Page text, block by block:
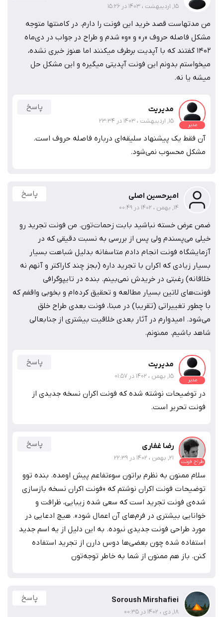
15, اردیبهشت ، 1403 در 15:26
من مدتهاست قصد خرید این فونت را دارم. در کامنتها متوجه
مشکل فاصله حروف «ر» و «و» شدم و طراح در جواب در دی‌ماه
۱۴۰۲ گفتند که با آپدیت برطرف میکنند اما هنوز خبری نشده،
میخواستم بدونم این فونت آپدیتی میگیره و این مشکل حل
میشه یا نه.
مدیر
مدیریت
15, اردیبهشت ، 1403 در 23:34
پاسخ
آن فقط یک پیشنهاد سلیقه‌ای درباره فاصله حروف است.
مشکل محسوب نمی‌شود.
امیرحسین اصلی
14, بهمن ، 1402 در 00:49
پاسخ
ضمن عرض خسته نباشید بابت زحمات‌تون. من فونت تجرید رو
خیلی می‌پسندم ولی پس از بررسی به نسبت دقیقی که در
آزمایشگاه فونت انجام دادم متاسفانه بدلیل شباهت بسیار
بسیار زیادی که اکران با تجرید داره (بجز چند کاراکتر و آنهم نه
خلاقانه) رغبتی در خریدش نمی‌بینم. بنده در تایپوگرافی
فونت‌های لاتین بسیار مطالعه و تحقیق کرده‌ام و بخوبی واقفم که
با چطور تغییراتی (تقریبا) در مبنا، فونت بعدی طراح خلق
می‌شود. امیدوارم در آثار بعدی خلاقیت بیشتری از جنابعالی
شاهد باشیم. ممنونم.
مدیر
مدیریت
15, بهمن ، 1402 در 01:57
پاسخ
در توضیحات نوشته شده که فونت اکران نسخه جدیدی از
فونت تحریر است.
طراح فونت
رضا غفاری
21, بهمن ، 1402 در 22:39
پاسخ
سلام ممنون به نظرم براتون سوءتفاعم پیش اومده. بنده توو
توضیحات فونت اکران نوشتم که «فونت اکران نسخه بازسازی
شده‌ی فونت تجرید است که سعی شده زیبایی، ظرافت و
خوانایی بیشتری در فرم‌های آن اعمال شود». هیچ ادعایی در
مورد طراحی فونت جدیدی نبوده. به این دلیل از یه اسم جدید
استفاده شده چون بعضی‌ها دوس دارن از تجرید استفاده
کنن. باز هم ممنون از شما به خاطر توجه‌تون
Soroush Mirshafiei
18, دی ، 1402 در 00:35
پاسخ